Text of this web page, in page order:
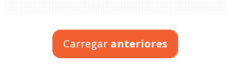
Carregar anteriores